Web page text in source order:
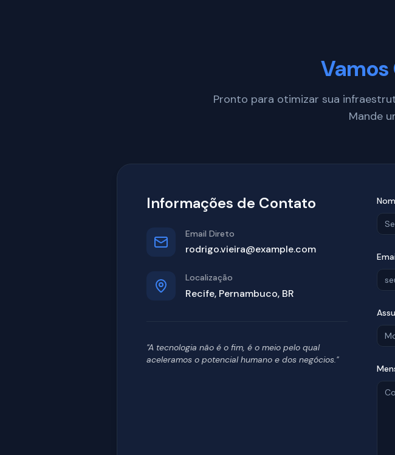
Pronto para otimizar sua
Mande
Informações de Contato
Email Direto
rodrigo.vieira@example.com
Localização
Recife, Pernambuco, BR
"A tecnologia não é o fim, é o meio pelo qual
aceleramos o potencial humano e dos negócios."